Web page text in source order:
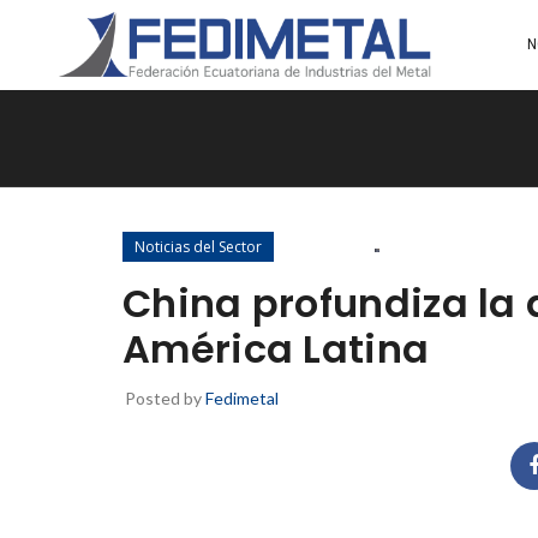
Noticias del Sector
China profundiza
América Latina
Posted byFedimetal